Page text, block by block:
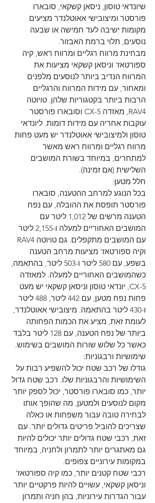
שיונדאי טוסון, ניסאן קשקאי, סובארו
פורסטר ומיצובישי אאוטלנדר מציעים
מקומות ישיבה לעד חמישה או שבעה
נוסעים, תלוי ברמת האבזור.
מבחינת מרווח רגליים ומרווח ראש, קיה
ספורטאז' וניסאן קשקאי מציעות את
המרווח הנדיב ביותר לנוסעים מלפנים
ומאחור, עם מידות המרווח והרגליים
הרבות ביותר בקטגוריות שלהן. טויוטה
RAV4, מאזדה CX-5 וסובארו פורסטר
עוקבות אחריה עם מידות דומות. ליונדאי
טוסון ולמיצובישי אאוטלנדר יש מעט פחות
מרווח רגליים ומרווח ראש מאשר
למתחרים, במיוחד בשורת המושבים
השלישית (אם זמינה).
חלל מטען:
בכל הנוגע למרחב ההטענה, סובארו
פורסטר תופסת את ההובלה, עם נפח
הטענה מרשים של 1,012 ליטר עם
המושבים האחוריים למעלה ו-2,155 ליטר
וקיה ספורטאז' מציעות מרחב הטענה
בשפע, עם 580 ליטר ו-503 ליטר, בהתאמה,
כשהמושבים האחוריים למעלה. למאזדה
CX-5, יונדאי טוסון וניסאן קשקאי יש מעט
פחות נפח מטען, עם 442 ליטר, 488 ליטר
ו-430 ליטר בהתאמה. מיצובישי אאוטלנדר,
לעומת זאת, מציע את הכמות הפחותה
ביותר של נפח הטענה, עם 128 ליטר בלבד
כאשר כל שלוש שורות המושבים בשימוש.
שימושיות ורבגוניות:
גודלו של רכב שטח יכול להשפיע רבות על
השימושיות והרבגוניות שלו. רכב שטח גדול
יותר, כמו סובארו פורסטר, יכול לספק יותר
מקום לנוסעים ולמטען, מה שהופך אותו
לבחירה טובה עבור משפחות או כאלה
שצריכים להוביל פריטים גדולים יותר. עם
זאת, רכבי שטח גדולים יותר יכולים להיות
גם מאתגרים יותר לתמרון ולחניה, במיוחד
במקומות עירוניים צפופים.
רכבי שטח קטנים יותר, כמו קיה ספורטאז'
וניסאן קשקאי, עשויים להיות פרקטיים יותר
עבור הגדרות עירוניות, בהן חניה ותמרון